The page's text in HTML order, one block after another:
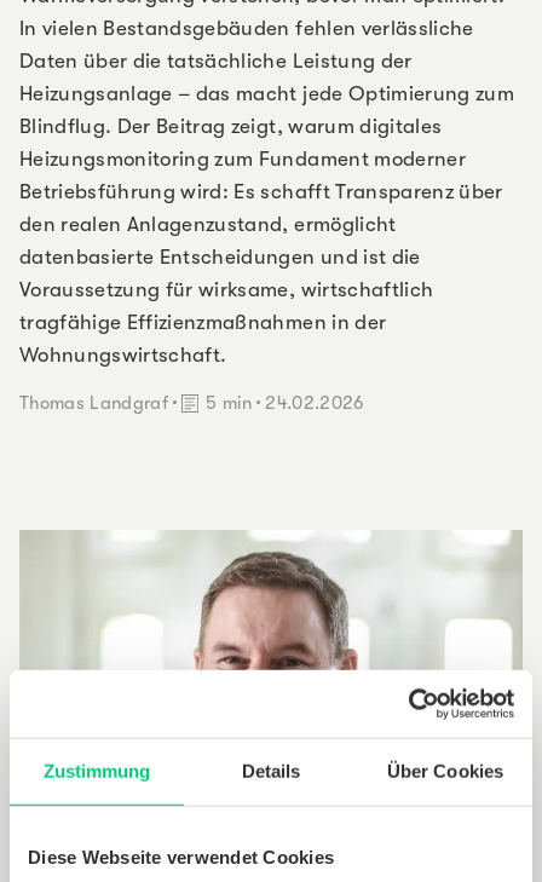
Zustimmung Details Über Cookies
Diese Webseite verwendet Cookies
In vielen Bestandsgebäuden fehlen verlässliche
Daten über die tatsächliche Leistung der
Heizungsanlage – das macht jede Optimierung zum
Blindflug. Der Beitrag zeigt, warum digitales
Heizungsmonitoring zum Fundament moderner
Betriebsführung wird: Es schafft Transparenz über
den realen Anlagenzustand, ermöglicht
datenbasierte Entscheidungen und ist die
Voraussetzung für wirksame, wirtschaftlich
tragfähige Effizienzmaßnahmen in der
Wohnungswirtschaft.
Thomas Landgraf Lesedauer:
5 min 24.02.2026